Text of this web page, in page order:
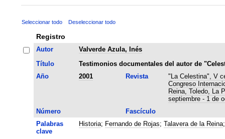
Seleccionar todo Deseleccionar todo
Registro
Autor
Valverde Azula, Inés
Título
Testimonios documentales del autor de
Año
2001 Revista
"La Celestina", V
Congreso
Reina, Toledo, La
septiembre - 1 de
Número
Fascículo
Palabras
clave
Historia; Fernando de Rojas; Talavera de la Reina